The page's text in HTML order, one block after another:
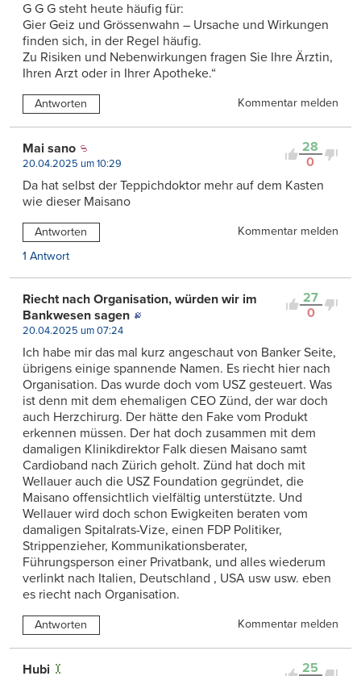
G G G steht heute häufig für:
Gier Geiz und Grössenwahn – Ursache und Wirkungen
finden sich, in der Regel häufig.
Zu Risiken und Nebenwirkungen fragen Sie Ihre Ärztin,
Ihren Arzt oder in Ihrer Apotheke.“
Antworten Kommentar melden
28
0
Mai sano
20.04.2025 um 10:29
Da hat selbst der Teppichdoktor mehr auf dem Kasten
wie dieser Maisano
Antworten
Kommentar melden
1 Antwort
27
0
Riecht nach Organisation, würden wir im
Bankwesen sagen
20.04.2025 um 07:24
Ich habe mir das mal kurz angeschaut von Banker Seite,
übrigens einige spannende Namen. Es riecht hier nach
Organisation. Das wurde doch vom USZ gesteuert. Was
ist denn mit dem ehemaligen CEO Zünd, der war doch
auch Herzchirurg. Der hätte den Fake vom Produkt
erkennen müssen. Der hat doch zusammen mit dem
damaligen Klinikdirektor Falk diesen Maisano samt
Cardioband nach Zürich geholt. Zünd hat doch mit
Wellauer auch die USZ Foundation gegründet, die
Maisano offensichtlich vielfältig unterstützte. Und
Wellauer wird doch schon Ewigkeiten beraten vom
damaligen Spitalrats-Vize, einen FDP Politiker,
Strippenzieher, Kommunikationsberater,
Führungsperson einer Privatbank, und alles wiederum
verlinkt nach Italien, Deutschland , USA usw usw. eben
es riecht nach Organisation.
Antworten Kommentar melden
25
Hubi